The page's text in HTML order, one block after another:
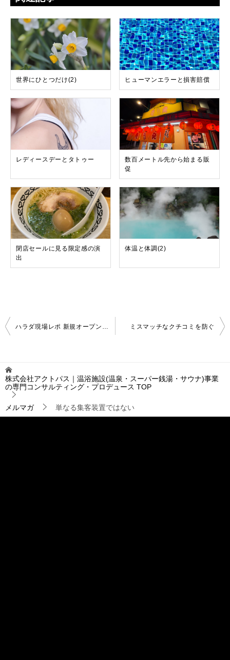
世界にひとつだけ(2) ヒューマンエラーと損害賠償
レディースデーとタトゥー
数百メートル先から始まる販
促
閉店セールに見る限定感の演
出
体温と体調(2)
投
稿
ゲ
ー
シ
ョ
ン
ハラダ現場レポ 新規オープン施設から（12） ミスマッチなクチコミを防ぐ
株式会社アクトパス｜温浴施設(温泉・スーパー銭湯・サウナ)事業
の専門コンサルティング・プロデュース TOP
メルマガ 単なる集客装置ではない